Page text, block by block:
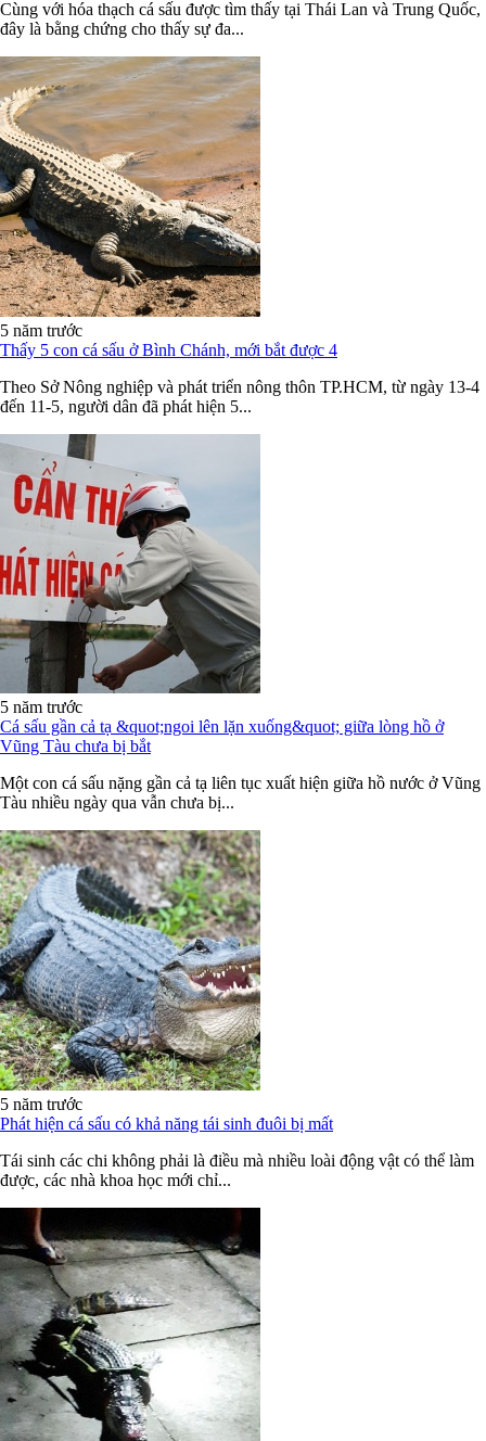
Cùng với hóa thạch cá sấu được tìm thấy tại Thái Lan và Trung Quốc,
đây là bằng chứng cho thấy sự đa...
5 năm trước
Thấy 5 con cá sấu ở Bình Chánh, mới bắt được 4
Theo Sở Nông nghiệp và phát triển nông thôn TP.HCM, từ ngày 13-4
đến 11-5, người dân đã phát hiện 5...
5 năm trước
Cá sấu gần cả tạ &quot;ngoi lên lặn xuống&quot; giữa lòng hồ ở
Vũng Tàu chưa bị bắt
Một con cá sấu nặng gần cả tạ liên tục xuất hiện giữa hồ nước ở Vũng
Tàu nhiều ngày qua vẫn chưa bị...
5 năm trước
Phát hiện cá sấu có khả năng tái sinh đuôi bị mất
Tái sinh các chi không phải là điều mà nhiều loài động vật có thể làm
được, các nhà khoa học mới chỉ...